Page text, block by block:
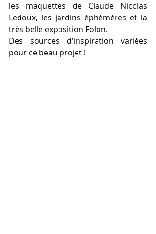
les maquettes de Claude Nicolas
Ledoux, les jardins éphémères et la
très belle exposition Folon.
Des sources d'inspiration variées
pour ce beau projet !